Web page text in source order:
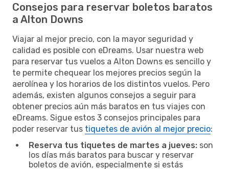
Consejos para reservar boletos baratos
a Alton Downs
Viajar al mejor precio, con la mayor seguridad y
calidad es posible con eDreams. Usar nuestra web
para reservar tus vuelos a Alton Downs es sencillo y
te permite chequear los mejores precios según la
aerolínea y los horarios de los distintos vuelos. Pero
además, existen algunos consejos a seguir para
obtener precios aún más baratos en tus viajes con
eDreams. Sigue estos 3 consejos principales para
poder reservar tus tiquetes de avión al mejor precio:
Reserva tus tiquetes de martes a jueves: son
los días más baratos para buscar y reservar
boletos de avión, especialmente si estás